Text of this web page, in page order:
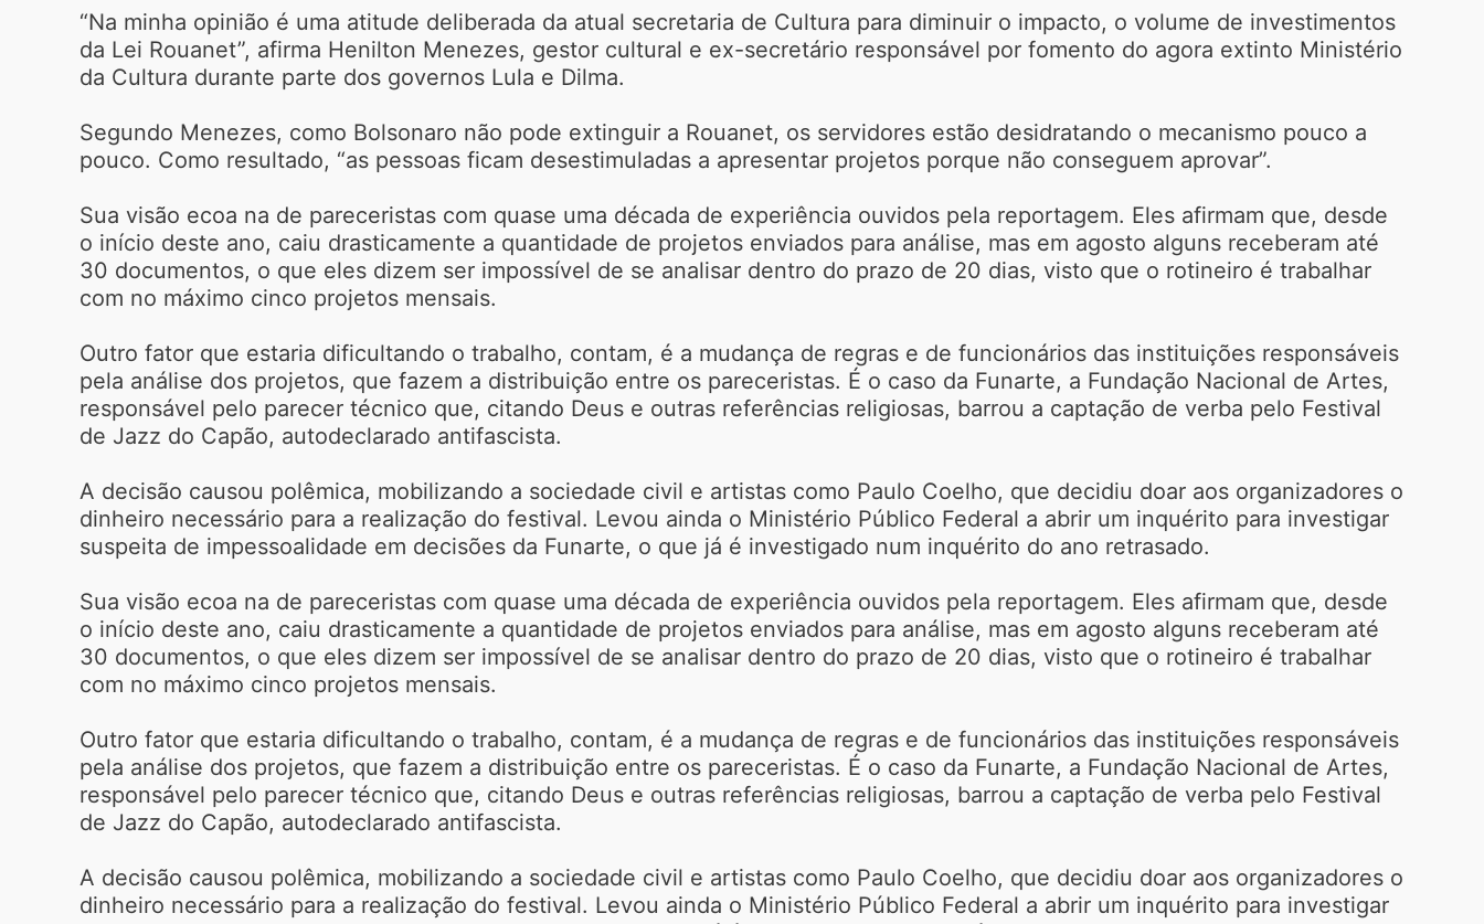
“Na minha opinião é uma atitude deliberada da atual secretaria de Cultura para diminuir o impacto, o volume de investimentos
da Lei Rouanet”, afirma Henilton Menezes, gestor cultural e ex-secretário responsável por fomento do agora extinto Ministério
da Cultura durante parte dos governos Lula e Dilma.
Segundo Menezes, como Bolsonaro não pode extinguir a Rouanet, os servidores estão desidratando o mecanismo pouco a
pouco. Como resultado, “as pessoas ficam desestimuladas a apresentar projetos porque não conseguem aprovar”.
Sua visão ecoa na de pareceristas com quase uma década de experiência ouvidos pela reportagem. Eles afirmam que, desde
o início deste ano, caiu drasticamente a quantidade de projetos enviados para análise, mas em agosto alguns receberam até
30 documentos, o que eles dizem ser impossível de se analisar dentro do prazo de 20 dias, visto que o rotineiro é trabalhar
com no máximo cinco projetos mensais.
Outro fator que estaria dificultando o trabalho, contam, é a mudança de regras e de funcionários das instituições responsáveis
pela análise dos projetos, que fazem a distribuição entre os pareceristas. É o caso da Funarte, a Fundação Nacional de Artes,
responsável pelo parecer técnico que, citando Deus e outras referências religiosas, barrou a captação de verba pelo Festival
de Jazz do Capão, autodeclarado antifascista.
A decisão causou polêmica, mobilizando a sociedade civil e artistas como Paulo Coelho, que decidiu doar aos organizadores o
dinheiro necessário para a realização do festival. Levou ainda o Ministério Público Federal a abrir um inquérito para investigar
suspeita de impessoalidade em decisões da Funarte, o que já é investigado num inquérito do ano retrasado.
Sua visão ecoa na de pareceristas com quase uma década de experiência ouvidos pela reportagem. Eles afirmam que, desde
o início deste ano, caiu drasticamente a quantidade de projetos enviados para análise, mas em agosto alguns receberam até
30 documentos, o que eles dizem ser impossível de se analisar dentro do prazo de 20 dias, visto que o rotineiro é trabalhar
com no máximo cinco projetos mensais.
Outro fator que estaria dificultando o trabalho, contam, é a mudança de regras e de funcionários das instituições responsáveis
pela análise dos projetos, que fazem a distribuição entre os pareceristas. É o caso da Funarte, a Fundação Nacional de Artes,
responsável pelo parecer técnico que, citando Deus e outras referências religiosas, barrou a captação de verba pelo Festival
de Jazz do Capão, autodeclarado antifascista.
A decisão causou polêmica, mobilizando a sociedade civil e artistas como Paulo Coelho, que decidiu doar aos organizadores o
dinheiro necessário para a realização do festival. Levou ainda o Ministério Público Federal a abrir um inquérito para investigar